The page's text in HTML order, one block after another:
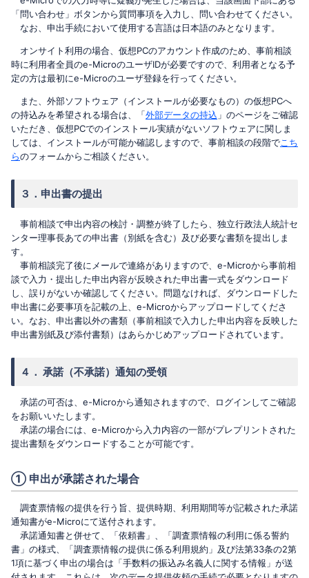
「問い合わせ」ボタンから質問事項を入力し、問い合わせてください。
なお、申出手続において使用する言語は日本語のみとなります。
オンサイト利用の場合、仮想PCのアカウント作成のため、事前相談
時に利用者全員のe-MicroのユーザIDが必要ですので、利用者となる予
定の方は最初にe-Microのユーザ登録を行ってください。
また、外部ソフトウェア（インストールが必要なもの）の仮想PCへ
の持込みを希望される場合は、「外部データの持込 」のページをご確認
いただき、仮想PCでのインストール実績がないソフトウェアに関しま
しては、インストールが可能か確認しますので、事前相談の段階でこち
らのフォームからご相談ください。
３．申出書の提出
事前相談で申出内容の検討・調整が終了したら、独立行政法人統計セ
ンター理事長あての申出書（別紙を含む）及び必要な書類を提出しま
す。
事前相談完了後にメールで連絡がありますので、e-Microから事前相
談で入力・提出した申出内容が反映された申出書一式をダウンロード
し、誤りがないか確認してください。問題なければ、ダウンロードした
申出書に必要事項を記載の上、e-Microからアップロードしてくださ
い。なお、申出書以外の書類（事前相談で入力した申出内容を反映した
申出書別紙及び添付書類）はあらかじめアップロードされています。
４． 承諾（不承諾）通知の受領
承諾の可否は、e-Microから通知されますので、ログインしてご確認
をお願いいたします。
承諾の場合には、e-Microから入力内容の一部がプレプリントされた
提出書類をダウンロードすることが可能です。
① 申出が承諾された場合
調査票情報の提供を行う旨、提供時期、利用期間等が記載された承諾
通知書がe-Microにて送付されます。
承諾通知書と併せて、「依頼書」、「調査票情報の利用に係る誓約
書」の様式、「調査票情報の提供に係る利用規約」及び法第33条の2第
1項に基づく申出の場合は「手数料の振込み名義人に関する情報」が送